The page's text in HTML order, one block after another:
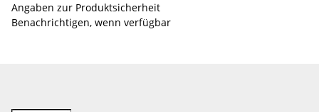
Angaben zur Produktsicherheit
Benachrichtigen, wenn verfügbar